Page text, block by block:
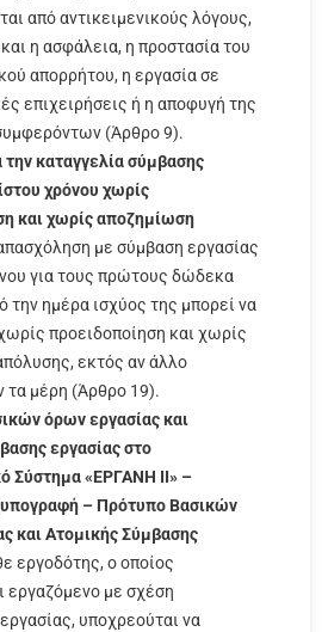
από αντικειμενικούς λόγους,
η ασφάλεια, η προστασία του
απορρήτου, η εργασία σε
επιχειρήσεις ή η αποφυγή της
(Άρθρο 9).
την καταγγελία σύμβασης
χρόνου χωρίς
και χωρίς αποζημίωση
με σύμβαση εργασίας
για τους πρώτους δώδεκα
την ημέρα ισχύος της μπορεί να
προειδοποίηση και χωρίς
εκτός αν άλλο
μέρη (Άρθρο 19).
όρων εργασίας και
εργασίας στο
Σύστημα «ΕΡΓΑΝΗ ΙΙ» –
– Πρότυπο Βασικών
και Ατομικής Σύμβασης
εργοδότης, ο οποίος
εργαζόμενο με σχέση
υποχρεούται να